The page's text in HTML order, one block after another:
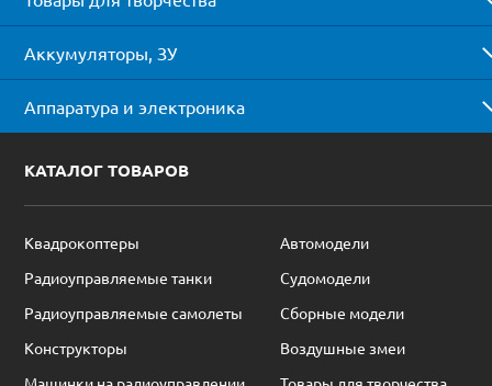
Аккумуляторы, ЗУ
Аппаратура и электроника
КАТАЛОГ ТОВАРОВ
Квадрокоптеры
Автомодели
Радиоуправляемые танки
Судомодели
Радиоуправляемые самолеты
Сборные модели
Конструкторы
Воздушные змеи